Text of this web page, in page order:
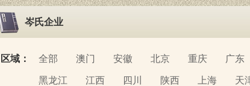
岑氏企业
区域： 全部 澳门 安徽 北京 重庆 广东
黑龙江 江西 四川 陕西 上海 天